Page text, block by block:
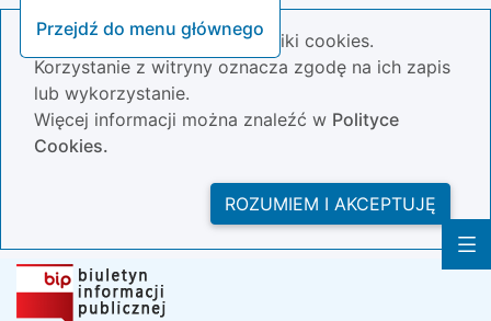
Przejdź do menu głównego
Nasza strona wykorzystuje pliki cookies.
Korzystanie z witryny oznacza zgodę na ich zapis
lub wykorzystanie.
Więcej informacji można znaleźć w Polityce
Cookies.
ROZUMIEM I AKCEPTUJĘ